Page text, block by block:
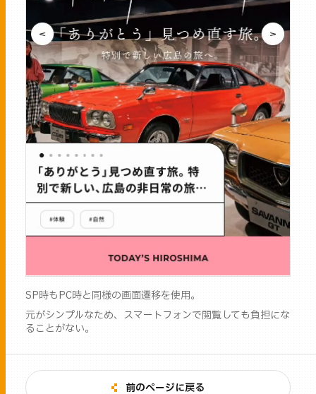
SP時もPC時と同様の画面遷移を使用。
元がシンプルなため、スマートフォンで閲覧しても負担にな
ることがない。
前のページに戻る